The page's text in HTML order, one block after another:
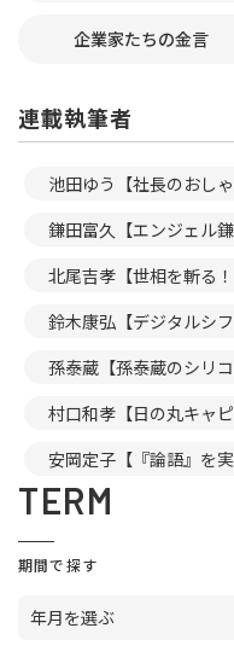
企業家たちの金言
連載執筆者
池田ゆう【社長のおしゃ
鎌田富久【エンジェル鎌
北尾吉孝【世相を斬る！
鈴木康弘【デジタルシフ
孫泰蔵【孫泰蔵のシリ
村口和孝【日の丸キャ
安岡定子【『論語』を実
TERM
期間で探す
年月を選ぶ